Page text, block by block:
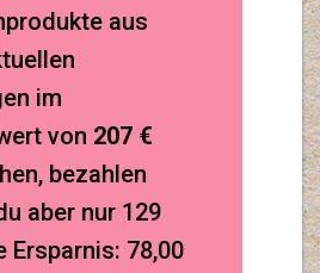
aus
im
von 207 €
bezahlen
aber nur 129
Ersparnis: 78,00